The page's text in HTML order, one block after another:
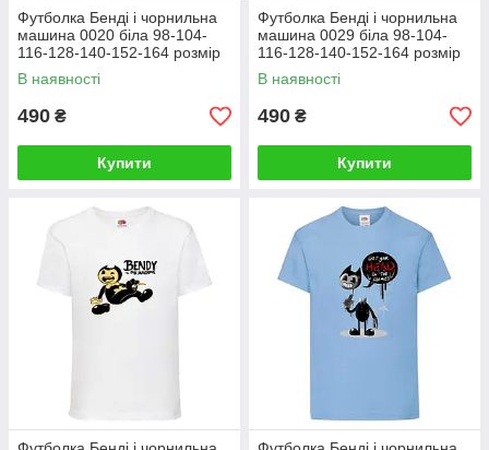
Футболка Бенді і чорнильна
машина 0020 біла 98-104-
116-128-140-152-164 розмір
В наявності
490 ₴
Купити
Футболка Бенді і чорнильна
машина 0029 біла 98-104-
116-128-140-152-164 розмір
В наявності
490 ₴
Купити